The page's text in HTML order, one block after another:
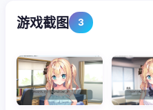
游戏截图 3